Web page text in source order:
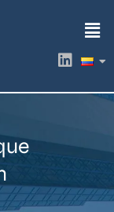
L
i
k
i